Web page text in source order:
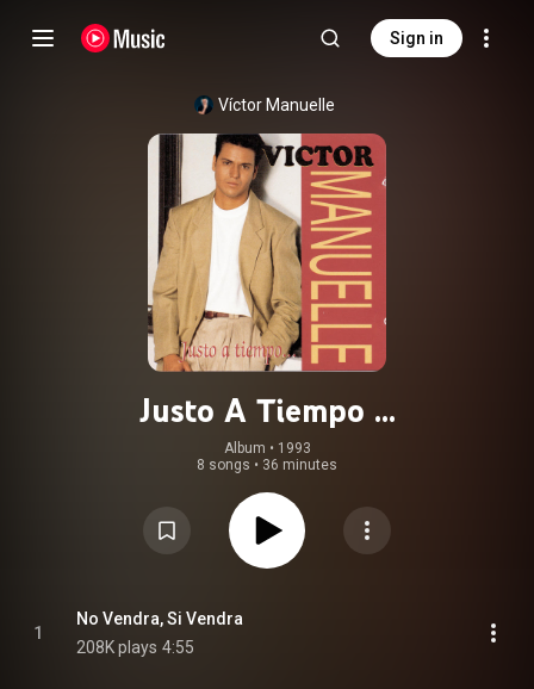
Sign in
Víctor Manuelle
Justo A Tiempo ...
Album • 1993
8 songs • 36 minutes
1
No Vendra, Si Vendra
208K plays 4:55